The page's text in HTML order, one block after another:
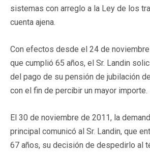
sistemas con arreglo a la Ley de los
cuenta ajena.
Con efectos desde el 24 de
que cumplió 65 años, el Sr. Landin
del pago de su pensión de jubilación
con el fin de percibir un mayor importe.
El 30 de noviembre de 2011, la
principal comunicó al Sr. Landin, que
67 años, su decisión de despedirlo al